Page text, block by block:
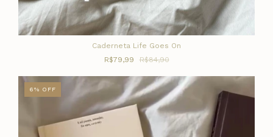
Caderneta Life Goes On
R$79,99
R$84,90
6% OFF